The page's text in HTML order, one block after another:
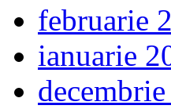
februarie
ianuarie
decembrie